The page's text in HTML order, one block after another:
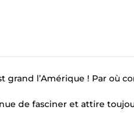
grand l’Amérique ! Par où
de fasciner et attire